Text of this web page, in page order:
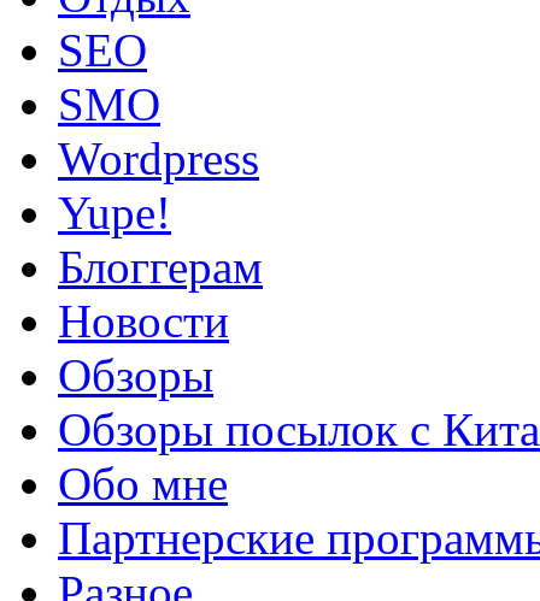
SEO
SMO
Wordpress
Yupe!
Блоггерам
Новости
Обзоры
Обзоры посылок с
Обо мне
Партнерские